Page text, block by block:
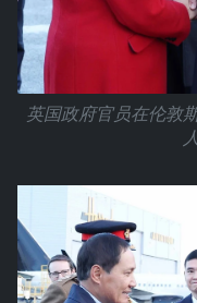
英国政府官员在伦敦